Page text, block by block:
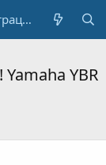
Регистрация
YBR